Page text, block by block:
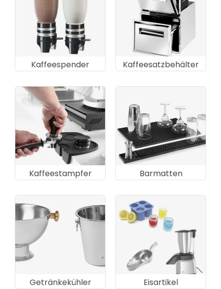
Kaffeespender Kaffeesatzbehälter
Kaffeestampfer Barmatten
Getränkekühler Eisartikel